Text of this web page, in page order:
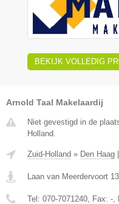
BEKIJK VOLLEDIG
Arnold Taal Makelaardij
Niet gevestigd in de
Holland.
Zuid-Holland » Den Haag
Laan van Meerdervoort
Tel: 070-7071240, Fax: -,